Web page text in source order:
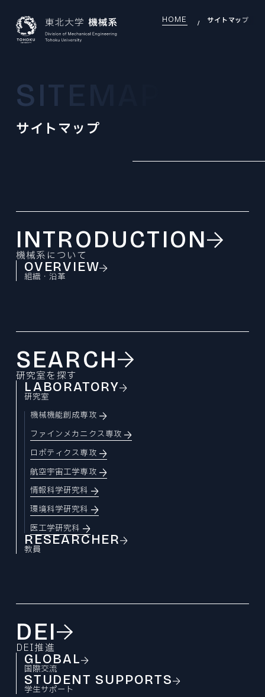
Tohoku University “Mechanical Engineering” is a place to challenge research for human happiness and the future in the world's best environment. We create tomorrow's affluence with free ideas.Tohoku University “Mechanical Engineering” is a place to challenge research for human happiness and the future in the world's best environment. We create tomorrow's affluence with free ideas.Tohoku University “Mechanical Engineering” is a place to challenge research for human happiness and the future in the world's best environment. We create tomorrow's affluence with free ideas.Tohoku University “Mechanical Engineering” is a place to challenge research for human happiness and the future in the world's best environment. We create tomorrow's affluence with free ideas.Tohoku University “Mechanical Engineering” is a place to challenge research for human happiness and the future in the world's best environment. We create tomorrow's affluence with free ideas.Tohoku University “Mechanical Engineering” is a place to challenge research for human happiness and the future in the world's best environment. We create tomorrow's affluence with free ideas.JAPANESE
INTRODUCTION
INTRODUCTION INDEX
研究室を探す
研究室
機械機能創成専攻
ファインメカニクス専攻
環境科学研究科
RESEARCHER
教員
DEI INDEX
GLOBAL
国際交流
EDUCATION INDEX
大学院教育
オープンキャンパス・見学
CAREER PATH
キャリアパス
EXAMINATION大学院入試
EXAMINATION INDEX
NEWS
トピックス
PRIZE
受賞
REPORT
RECRUIT
採用情報
EVENT
イベント
PRESS
プレスリリース
ABOUT SITE
SITEMAP
機械系同窓会
機械系産学連携推進室
自動車の過去・未来館
HOME サイトマップ
SITEMAP
サイトマップ
INTRODUCTION
機械系について
OVERVIEW
組織・沿革
SEARCH
研究室を探す
LABORATORY
研究室
機械機能創成専攻
ファインメカニクス専攻
ロボティクス専攻
航空宇宙工学専攻
情報科学研究科
環境科学研究科
医工学研究科
RESEARCHER
教員
DEI
DEI推進
GLOBAL
国際交流
STUDENT SUPPORTS
学生サポート